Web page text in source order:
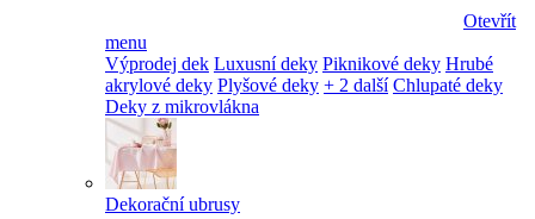
Otevřít
menu
Výprodej dek Luxusní deky Piknikové deky Hrubé
akrylové deky Plyšové deky + 2 další Chlupaté deky
Deky z mikrovlákna
Dekorační ubrusy